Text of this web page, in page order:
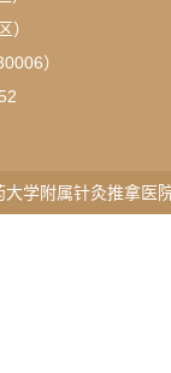
）
）
大学附属针灸推拿医